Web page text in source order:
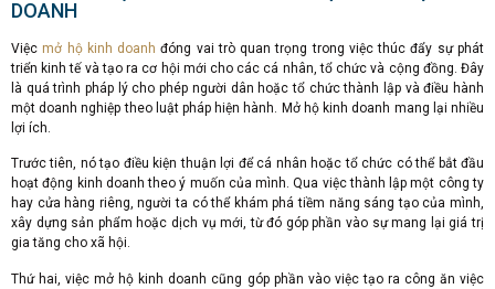
DOANH
Việc mở hộ kinh doanh đóng vai trò quan trọng trong việc thúc đẩy sự phát
triển kinh tế và tạo ra cơ hội mới cho các cá nhân, tổ chức và cộng đồng. Đây
là quá trình pháp lý cho phép người dân hoặc tổ chức thành lập và điều hành
một doanh nghiệp theo luật pháp hiện hành. Mở hộ kinh doanh mang lại nhiều
lợi ích.
Trước tiên, nó tạo điều kiện thuận lợi để cá nhân hoặc tổ chức có thể bắt đầu
hoạt động kinh doanh theo ý muốn của mình. Qua việc thành lập một công ty
hay cửa hàng riêng, người ta có thể khám phá tiềm năng sáng tạo của mình,
xây dựng sản phẩm hoặc dịch vụ mới, từ đó góp phần vào sự mang lại giá trị
gia tăng cho xã hội.
Thứ hai, việc mở hộ kinh doanh cũng góp phần vào việc tạo ra công ăn việc